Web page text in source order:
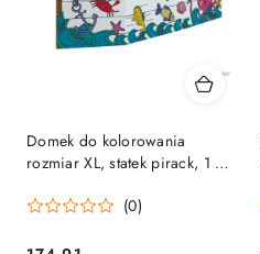
Domek do kolorowania
rozmiar XL, statek pirack, 1 szt
(0)